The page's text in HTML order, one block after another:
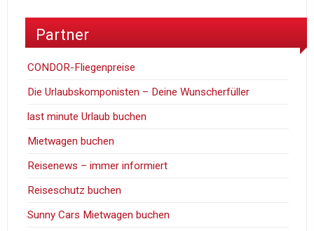
Partner
CONDOR-Fliegenpreise
Die Urlaubskomponisten – Deine Wunscherfüller
last minute Urlaub buchen
Mietwagen buchen
Reisenews – immer informiert
Reiseschutz buchen
Sunny Cars Mietwagen buchen